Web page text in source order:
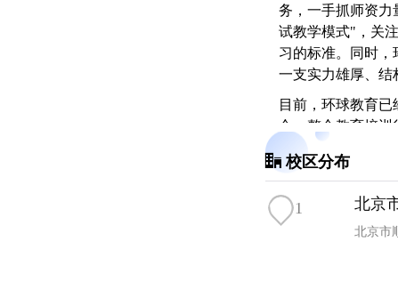
务，一手抓师资力
试教学模式"，关
习的标准。同时
一支实力雄厚、结
目前，环球教育
合，整合教育培
与运营优势，未来
校区分布
1 北京
北京市